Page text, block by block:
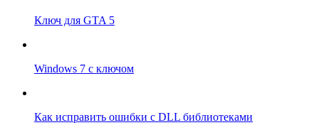
Ключ для GTA 5
Windows 7 с ключом
Как исправить ошибки с DLL библиотеками